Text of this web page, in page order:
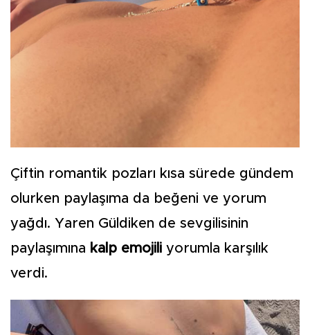
Çiftin romantik pozları kısa sürede gündem
olurken paylaşıma da beğeni ve yorum
yağdı. Yaren Güldiken de sevgilisinin
paylaşımına kalp emojili yorumla karşılık
verdi.